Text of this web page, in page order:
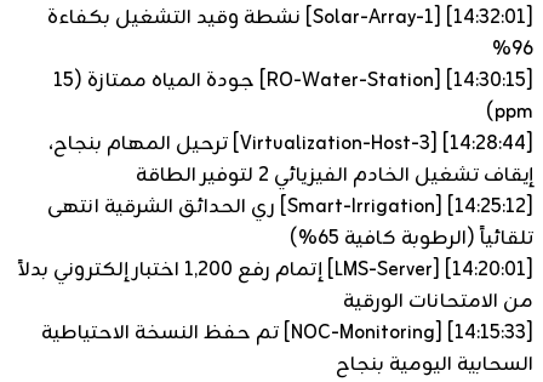
[14:32:01]
[Solar-Array-1] نشطة وقيد التشغيل بكفاءة
96%
[14:30:15]
[RO-Water-Station] جودة المياه ممتازة (15
ppm)
[14:28:44]
[Virtualization-Host-3] ترحيل المهام بنجاح،
إيقاف تشغيل الخادم الفيزيائي 2 لتوفير الطاقة
[14:25:12]
[Smart-Irrigation] ري الحدائق الشرقية انتهى
تلقائياً (الرطوبة كافية 65%)
[14:20:01]
[LMS-Server] إتمام رفع 1,200 اختبار إلكتروني بدلاً
من الامتحانات الورقية
[14:15:33]
[NOC-Monitoring] تم حفظ النسخة الاحتياطية
السحابية اليومية بنجاح